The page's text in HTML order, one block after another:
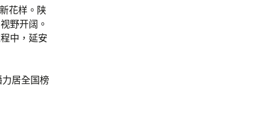
花样。陕
野开阔。
中，延安
力居全国榜